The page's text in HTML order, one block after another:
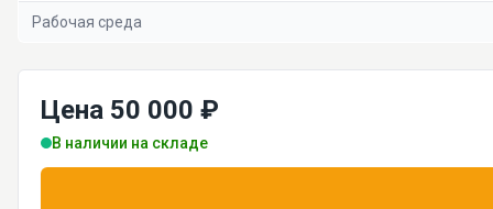
Рабочая среда
Цена 50 000 ₽
В наличии на складе